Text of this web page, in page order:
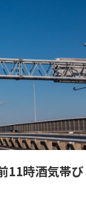
11時酒気帯び